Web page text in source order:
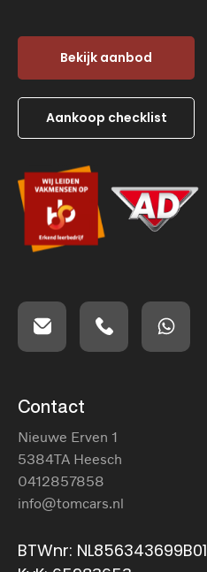
Bekijk aanbod
Aankoop checklist
Contact
Nieuwe Erven 1
5384TA Heesch
0412857858
info@tomcars.nl
BTWnr: NL856343699B01